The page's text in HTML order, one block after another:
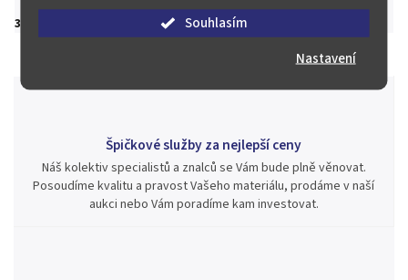
Souhlasím
Nastavení
3 500 Kč
Špičkové služby za nejlepší ceny
Náš kolektiv specialistů a znalců se Vám bude plně věnovat.
Posoudíme kvalitu a pravost Vašeho materiálu, prodáme v naší
aukci nebo Vám poradíme kam investovat.